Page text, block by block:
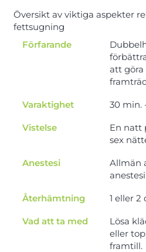
Översikt av viktiga aspekter
fettsugning
Förfarande
att
Varaktighet 30 min.
Vistelse
En natt
sex
Anestesi
Allmän
anestesi
Återhämtning 1 eller 2
Vad att ta med
Lösa
eller
framtill.